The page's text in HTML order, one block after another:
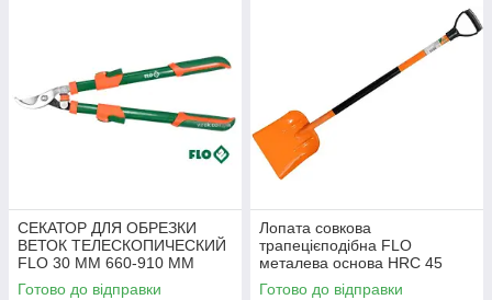
СЕКАТОР ДЛЯ ОБРЕЗКИ
ВЕТОК ТЕЛЕСКОПИЧЕСКИЙ
FLO 30 ММ 660-910 ММ
Готово до відправки
Лопата совкова
трапецієподібна FLO
металева основа HRC 45
пластикова ручка
Готово до відправки